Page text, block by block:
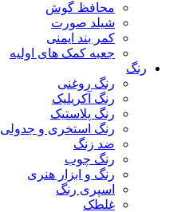
محافظ گوش
شیلد صورت
کمر بند ایمنی
جعبه کمک های اولیه
رنگ
رنگ روغنی
رنگ آکریلیک
رنگ پلاستیک
رنگ استخری و جدولی
ضد زنگ
رنگ چوب
رنگ و ابزار هنری
اسپری رنگ
غلطک